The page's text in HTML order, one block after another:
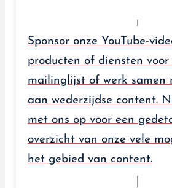
Sponsor onze YouTube-
producten of diensten voor
mailinglijst of werk samen
aan wederzijdse content.
met ons op voor een
overzicht van onze vele
het gebied van content.